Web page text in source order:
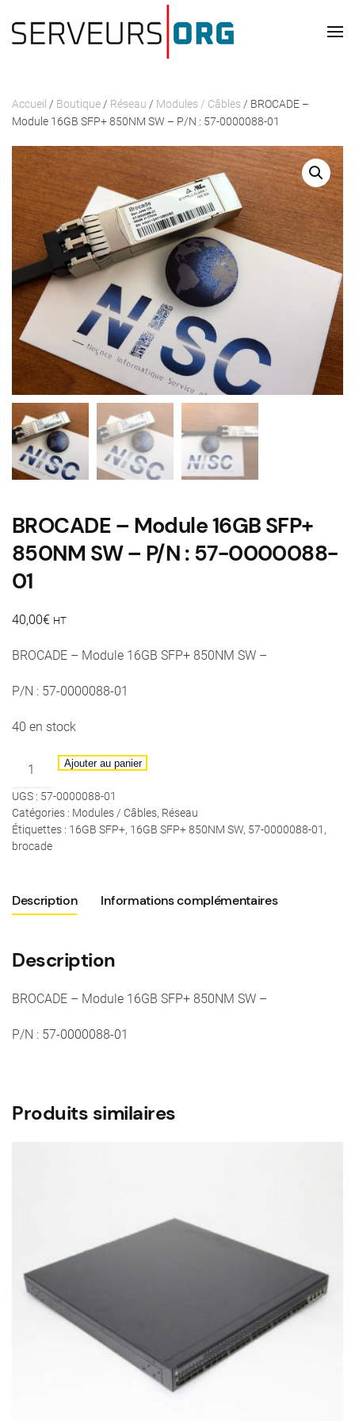
Passer au contenu principal
Accueil / Boutique / Réseau / Modules / Câbles / BROCADE –
Module 16GB SFP+ 850NM SW – P/N : 57-0000088-01
BROCADE – Module 16GB SFP+
850NM SW – P/N : 57-0000088-
01
40,00€ HT
BROCADE – Module 16GB SFP+ 850NM SW –
P/N : 57-0000088-01
40 en stock
quantité
BROCADE
-
Module
850NM
SW
P/N
57-
01
Ajouter au panier
UGS : 57-0000088-01
Catégories : Modules / Câbles, Réseau
Étiquettes : 16GB SFP+, 16GB SFP+ 850NM SW, 57-0000088-01 ,
brocade
Description Informations complémentaires
Description
BROCADE – Module 16GB SFP+ 850NM SW –
P/N : 57-0000088-01
Produits similaires